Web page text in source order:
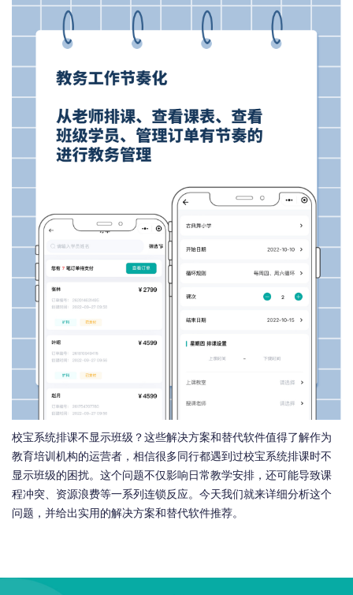
校宝系统排课不显示班级？这些解决方案和替代软件值得了解作为
教育培训机构的运营者，相信很多同行都遇到过校宝系统排课时不
显示班级的困扰。这个问题不仅影响日常教学安排，还可能导致课
程冲突、资源浪费等一系列连锁反应。今天我们就来详细分析这个
问题，并给出实用的解决方案和替代软件推荐。